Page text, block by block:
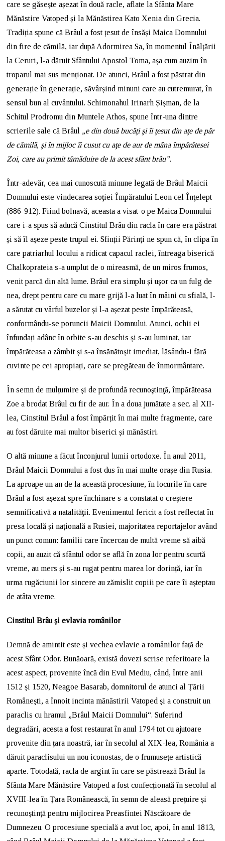
care se găsește așezat în două racle, aflate la Sfânta Mare
Mănăstire Vatoped și la Mănăstirea Kato Xenia din Grecia.
Tradiția spune că Brâul a fost țesut de însăși Maica Domnului
din fire de cămilă, iar după Adormirea Sa, în momentul Înălțării
la Ceruri, l-a dăruit Sfântului Apostol Toma, așa cum auzim în
troparul mai sus menționat. De atunci, Brâul a fost păstrat din
generație în generație, săvârșind minuni care au cutremurat, în
sensul bun al cuvântului. Schimonahul Irinarh Șișman, de la
Schitul Prodromu din Muntele Athos, spune într-una dintre
scrierile sale că Brâul „e din două bucăţi şi îi ţesut din aţe de păr
de cămilă, şi în mijloc îi cusut cu aţe de aur de mâna împărătesei
Zoi, care au primit tămăduire de la acest sfânt brâu”.
Într-adevăr, cea mai cunoscută minune legată de Brâul Maicii
Domnului este vindecarea soţiei Împăratului Leon cel Înţelept
(886-912). Fiind bolnavă, aceasta a visat-o pe Maica Domnului
care i-a spus să aducă Cinstitul Brâu din racla în care era păstrat
și să îl așeze peste trupul ei. Sfinții Părinți ne spun că, în clipa în
care patriarhul locului a ridicat capacul raclei, întreaga biserică
Chalkoprateia s-a umplut de o mireasmă, de un miros frumos,
venit parcă din altă lume. Brâul era simplu și uşor ca un fulg de
nea, drept pentru care cu mare grijă l-a luat în mâini cu sfială, l-
a sărutat cu vârful buzelor și l-a așezat peste împărăteasă,
conformându-se poruncii Maicii Domnului. Atunci, ochii ei
înfundați adânc în orbite s-au deschis și s-au luminat, iar
împărăteasa a zâmbit și s-a însănătoșit imediat, lăsându-i fără
cuvinte pe cei apropiați, care se pregăteau de înmormântare.
În semn de mulțumire și de profundă recunoştinţă, împărăteasa
Zoe a brodat Brâul cu fir de aur. În a doua jumătate a sec. al XII-
lea, Cinstitul Brâul a fost împărțit în mai multe fragmente, care
au fost dăruite mai multor biserici și mănăstiri.
O altă minune a făcut înconjurul lumii ortodoxe. În anul 2011,
Brâul Maicii Domnului a fost dus în mai multe orașe din Rusia.
La aproape un an de la această procesiune, în locurile în care
Brâul a fost așezat spre închinare s-a constatat o creştere
semnificativă a natalităţii. Evenimentul fericit a fost reflectat în
presa locală și națională a Rusiei, majoritatea reportajelor având
un punct comun: familii care încercau de multă vreme să aibă
copii, au auzit că sfântul odor se află în zona lor pentru scurtă
vreme, au mers și s-au rugat pentru marea lor dorință, iar în
urma rugăciunii lor sincere au zămislit copiii pe care îi așteptau
de atâta vreme.
Cinstitul Brâu și evlavia românilor
Demnă de amintit este și vechea evlavie a românilor față de
acest Sfânt Odor. Bunăoară, există dovezi scrise referitoare la
acest aspect, provenite încă din Evul Mediu, când, între anii
1512 și 1520, Neagoe Basarab, domnitorul de atunci al Țării
Românești, a înnoit incinta mănăstirii Vatoped și a construit un
paraclis cu hramul „Brâul Maicii Domnului“. Suferind
degradări, acesta a fost restaurat în anul 1794 tot cu ajutoare
provenite din țara noastră, iar în secolul al XIX-lea, România a
dăruit paraclisului un nou iconostas, de o frumusețe artistică
aparte. Totodată, racla de argint în care se păstrează Brâul la
Sfânta Mare Mănăstire Vatoped a fost confecționată în secolul al
XVIII-lea în Țara Românească, în semn de aleasă prețuire și
recunoștință pentru mijlocirea Preasfintei Născătoare de
Dumnezeu. O procesiune specială a avut loc, apoi, în anul 1813,